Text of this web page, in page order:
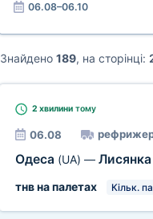
06.08–06.10
Знайдено 189, на сторінці:
2 хвилинитому
06.08
Одеса (UA) — Лисянка
тнв на палетах
Кільк.